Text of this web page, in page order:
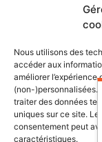
Nous utilisons des
accéder aux
améliorer
(non-)personnalisées.
traiter des données
uniques sur ce site. Le
consentement peut
caractéristiques.
le trek et le
BoatingAds,
européen